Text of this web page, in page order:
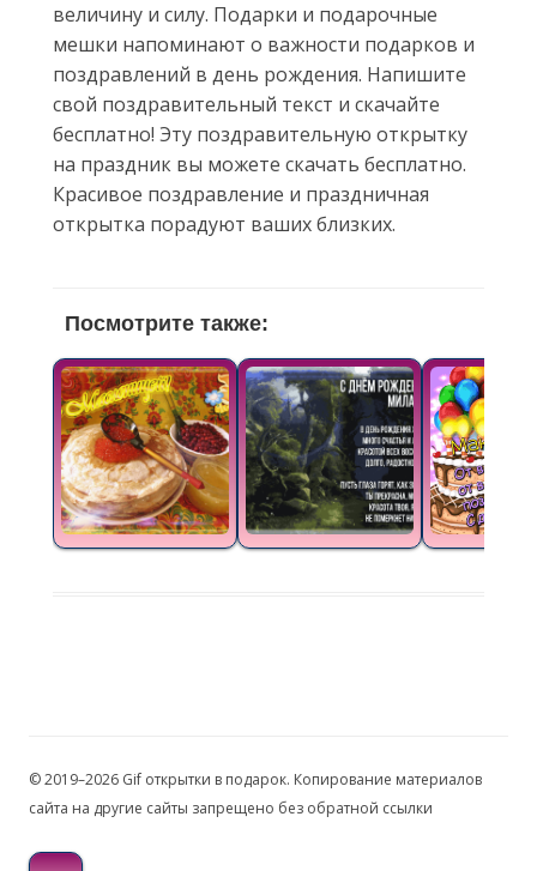
величину и силу. Подарки и подарочные
мешки напоминают о важности подарков и
поздравлений в день рождения. Напишите
свой поздравительный текст и скачайте
бесплатно! Эту поздравительную открытку
на праздник вы можете скачать бесплатно.
Красивое поздравление и праздничная
открытка порадуют ваших близких.
Посмотрите также:
© 2019–2026 Gif открытки в подарок. Копирование материалов
сайта на другие сайты запрещено без обратной ссылки